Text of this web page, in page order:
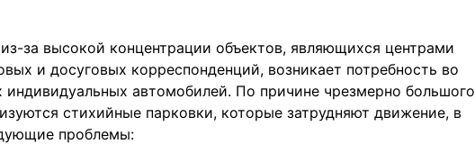
за высокой концентрации объектов, являющихся центрами
и досуговых корреспонденций, возникает потребность во
автомобилей. По причине чрезмерно большого
стихийные парковки, которые затрудняют движение, в
проблемы: